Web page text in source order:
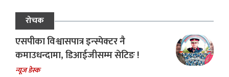
रोचक
एसपीका विश्वासपात्र इन्स्पेक्टर नै
कमाउधन्दामा, डिआईजीसम्म सेटिङ !
न्यूज डेस्क